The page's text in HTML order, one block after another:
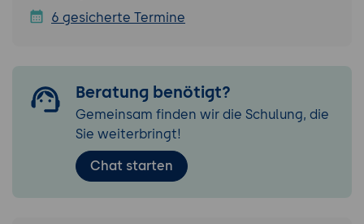
6 gesicherte Termine
Beratung benötigt?
Gemeinsam finden wir die Schulung, die
Sie weiterbringt!
Chat starten